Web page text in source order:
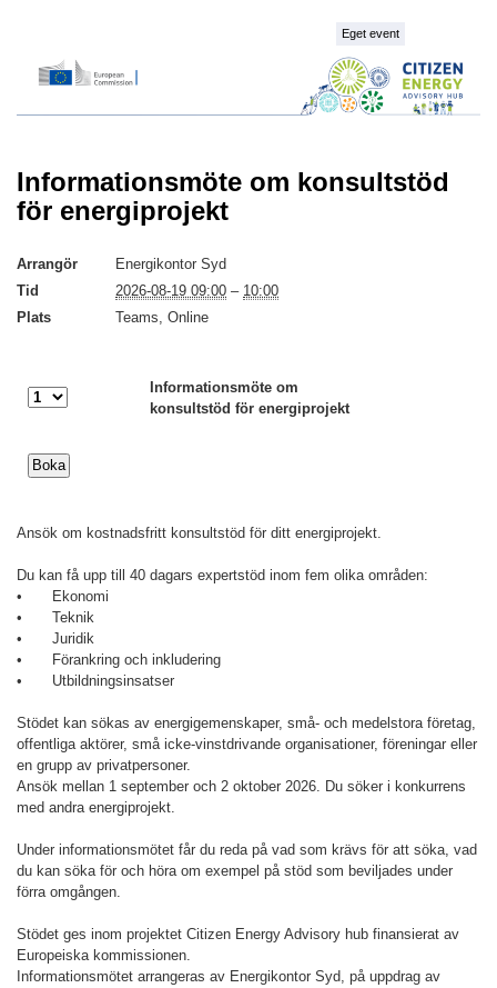
Eget event
Informationsmöte om konsultstöd
för energiprojekt
Arrangör
Energikontor Syd
Tid
2026-08-19 09:00 – 10:00
Plats
Teams, Online
Informationsmöte om
konsultstöd för energiprojekt
Ansök om kostnadsfritt konsultstöd för ditt energiprojekt.
Du kan få upp till 40 dagars expertstöd inom fem olika områden:
•
Ekonomi
•
Teknik
•
Juridik
•
Förankring och inkludering
•
Utbildningsinsatser
Stödet kan sökas av energigemenskaper, små- och medelstora företag,
offentliga aktörer, små icke-vinstdrivande organisationer, föreningar eller
en grupp av privatpersoner.
Ansök mellan 1 september och 2 oktober 2026. Du söker i konkurrens
med andra energiprojekt.
Under informationsmötet får du reda på vad som krävs för att söka, vad
du kan söka för och höra om exempel på stöd som beviljades under
förra omgången.
Stödet ges inom projektet Citizen Energy Advisory hub finansierat av
Europeiska kommissionen.
Informationsmötet arrangeras av Energikontor Syd, på uppdrag av